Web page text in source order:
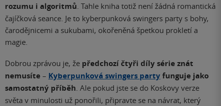
rozumu i algoritmů . Tahle kniha totiž není žádná romantická
čajíčková seance. Je to kyberpunková swingers party s bohy,
čarodějnicemi a sukubami, okořeněná špetkou prokletí a
magie.
Dobrou zprávou je, že předchozí čtyři díly série znát
nemusíte – Kyberpunková swingers partyfunguje jako
samostatný příběh . Ale pokud jste se do Koskovy verze
světa v minulosti už ponořili, připravte se na návrat, který